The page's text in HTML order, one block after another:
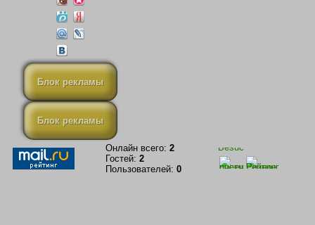
Блок рекламы
Блок рекламы
Онлайн всего: 2
Гостей: 2
Пользователей: 0